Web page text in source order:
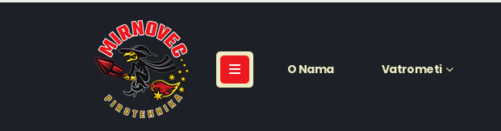
O Nama Vatrometi